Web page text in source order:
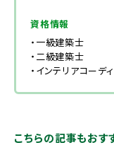
資格情報
・一級建築士
・二級建築士
・インテリアコーデ
こちらの記事もおす